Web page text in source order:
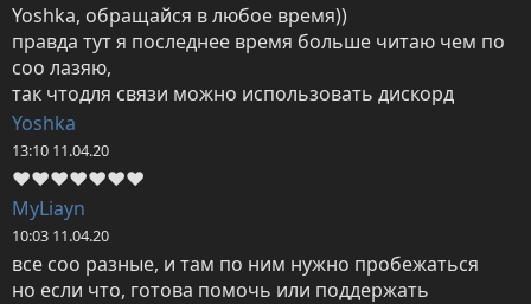
Yoshka, обращайся в любое время))
правда тут я последнее время больше читаю чем по
соо лазяю,
так чтодля связи можно использовать дискорд
Yoshka
13:10 11.04.20
❤️❤️❤️❤️❤️❤️❤️
MyLiayn
10:03 11.04.20
все соо разные, и там по ним нужно пробежаться
но если что, готова помочь или поддержать